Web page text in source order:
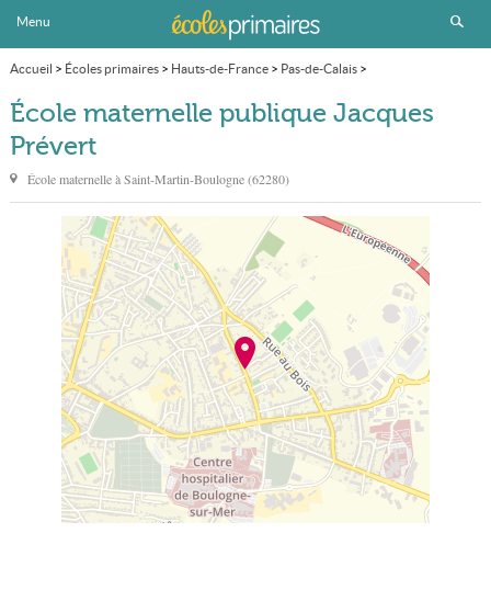
Menu
Accueil > Écoles primaires> Hauts-de-France> Pas-de-Calais>
Saint-Martin-Boulogne École maternelle publique Jacques Prévert
École maternelle publique Jacques
Prévert
École maternelle àSaint-Martin-Boulogne(62280)